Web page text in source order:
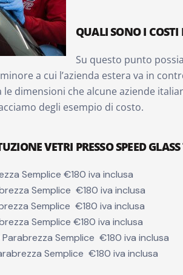
QUALI SONO I COSTI
Su questo punto
a cui l’azienda estera va in
le dimensioni che alcune aziende
degli esempio di costo.
VETRI PRESSO SPEED GLASS
Semplice €180 iva inclusa
Semplice €180 iva inclusa
Semplice €180 iva inclusa
Semplice €180 iva inclusa
Parabrezza Semplice €180 iva inclusa
Semplice €180 iva inclusa